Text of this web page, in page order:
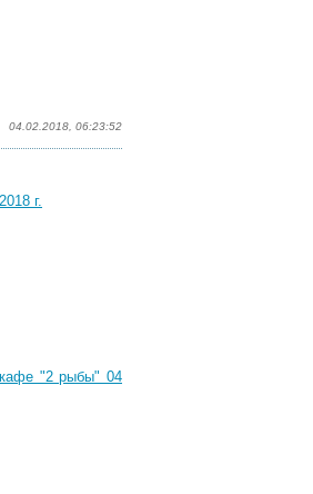
04.02.2018, 06:23:52
г.
"2 рыбы" 04